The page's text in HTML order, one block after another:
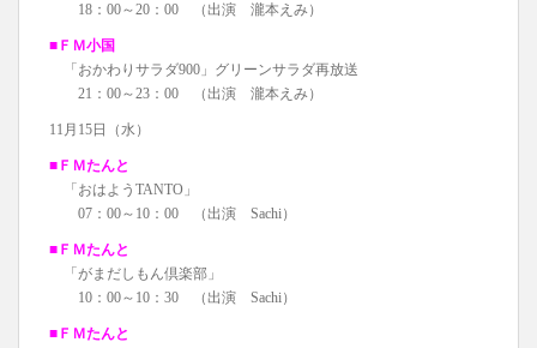
18：00～20：00 （出演 瀧本えみ）
■ＦＭ小国
「おかわりサラダ900」グリーンサラダ再放送
21：00～23：00 （出演 瀧本えみ）
11月15日（水）
■ＦＭたんと
「おはようTANTO」
07：00～10：00 （出演 Sachi）
■ＦＭたんと
「がまだしもん倶楽部」
10：00～10：30 （出演 Sachi）
■ＦＭたんと